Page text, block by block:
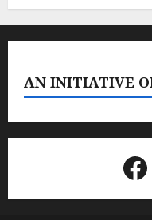
AN INITIATIVE